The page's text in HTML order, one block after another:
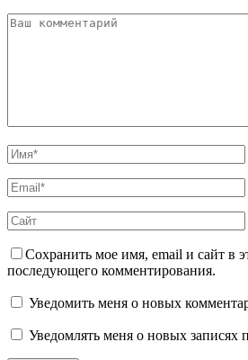
Сохранить мое имя, email и сайт в
последующего комментирования.
Уведомить меня о новых
Уведомлять меня о новых записях